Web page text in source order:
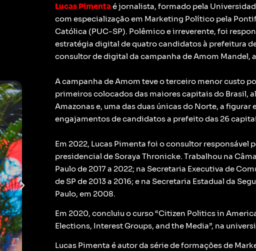
Lucas Pimentaé jornalista, formado pela
com especialização em Marketing Político pela
Católica (PUC-SP). Polêmico e irreverente, foi
estratégia digital de quatro candidatos à prefeitura
consultor de digital da campanha de Amom Mandel,
A campanha de Amom teve o terceiro menor custo
primeiros colocados das maiores capitais do Brasil,
Amazonas e, uma das duas únicas do Norte, a figurar
engajamentos de candidatos a prefeito das 26
Em 2022, Lucas Pimenta foi o consultor responsável
presidencial de Soraya Thronicke. Trabalhou na
Paulo de 2017 a 2022; na Secretaria Executiva de
de SP de 2013 a 2016; e na Secretaria Estadual da
Paulo, em 2008.
Em 2020, concluiu o curso “Citizen Politics in
Elections, Interest Groups, and the Media”, na
Lucas Pimenta é autor da série de formações de